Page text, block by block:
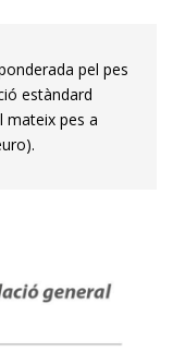
pel pes
estàndard
mateix pes a